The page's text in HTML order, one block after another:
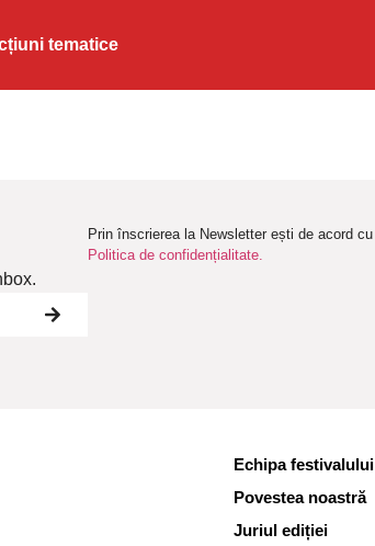
tematice
Prin înscrierea la Newsletter ești de acord cu
Politica de confidențialitate.
Echipa festivalului
Povestea noastră
Juriul ediției